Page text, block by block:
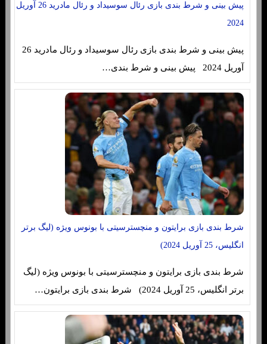
پیش بینی و شرط بندی بازی رئال سوسیداد و رئال مادرید 26 آوریل
2024
پیش بینی و شرط بندی بازی رئال سوسیداد و رئال مادرید 26
آوریل 2024 پیش بینی و شرط بندی…
شرط بندی بازی برایتون و منچسترسیتی با بونوس ویژه (لیگ برتر
انگلیس، 25 آوریل 2024)
شرط بندی بازی برایتون و منچسترسیتی با بونوس ویژه (لیگ
برتر انگلیس، 25 آوریل 2024) شرط بندی بازی برایتون…